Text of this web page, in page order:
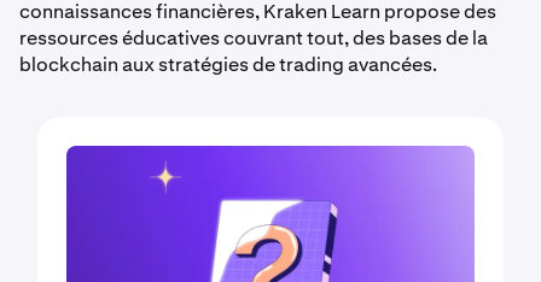
connaissances financières, Kraken Learn propose des
ressources éducatives couvrant tout, des bases de la
blockchain aux stratégies de trading avancées.